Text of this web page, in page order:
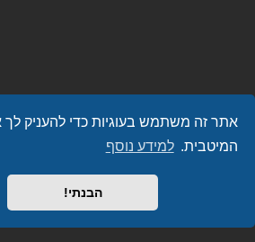
אתר זה משתמש בעוגיות כדי להעניק לך
המיטבית. למידע נוסף
הבנתי!